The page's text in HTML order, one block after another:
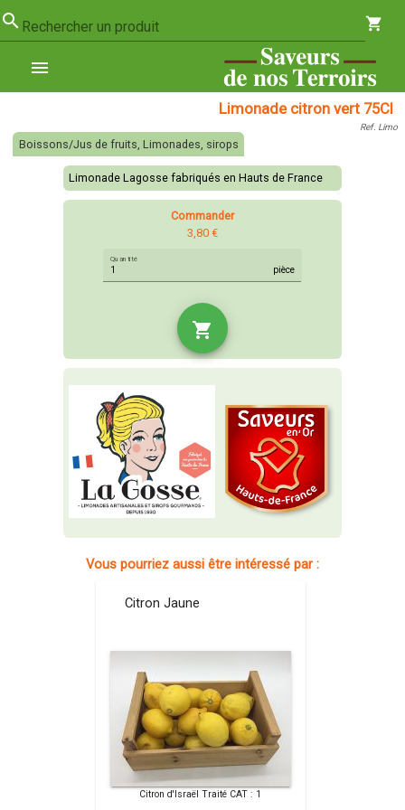
search Rechercher un produit shopping_cart
menu
Limonade citron vert 75Cl
Ref. Limo
Boissons/Jus de fruits, Limonades, sirops
Limonade Lagosse fabriqués en Hauts de France
Commander
3,80 €
Quantité
pièce
shopping_cart
Vous pourriez aussi être intéressé par :
Citron Jaune
Citron d'Israël Traité CAT : 1